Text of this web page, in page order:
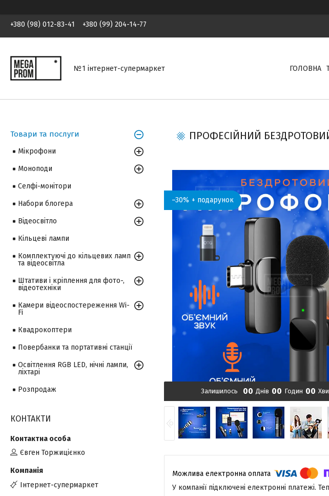
+380 (98) 012-83-41 +380 (99) 204-14-77
№1 інтернет-супермаркет ГОЛОВНА
ПРОФЕСІЙНИЙ
–30%
Залишилось 00 Днів 00 Годин 00
У компанії підключені електронні платежі.
Товари та послуги
Мікрофони
Моноподи
Селфі-монітори
Набори блогера
Відеосвітло
Кільцеві лампи
Комплектуючі до кільцевих ламп
та відеосвітла
Штативи і кріплення для фото-,
відеотехніки
Камери відеоспостереження Wi-
Fi
Квадрокоптери
Повербанки та портативні станції
Освітлення RGB LED, нічні лампи,
ліхтарі
Розпродаж
КОНТАКТИ
Євген Торжицієнко
Інтернет-супермаркет